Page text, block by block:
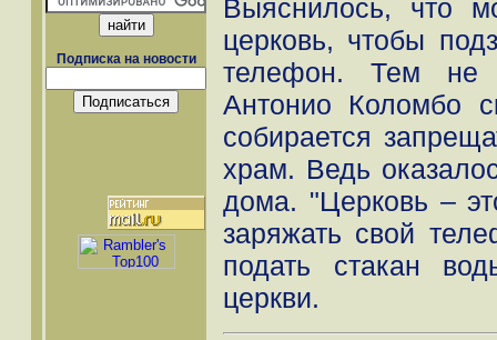
Подписка на новости
Выяснилось, что
церковь, чтобы
телефон. Тем не
Антонио Коломбо
собирается
храм. Ведь
дома. "Церковь –
заряжать свой
подать стакан
церкви.